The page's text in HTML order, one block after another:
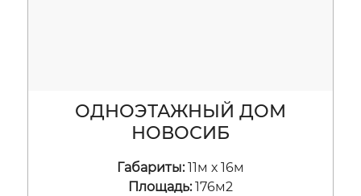
ОДНОЭТАЖНЫЙ ДОМ
НОВОСИБ
Габариты:11м х 16м
Площадь:176м2